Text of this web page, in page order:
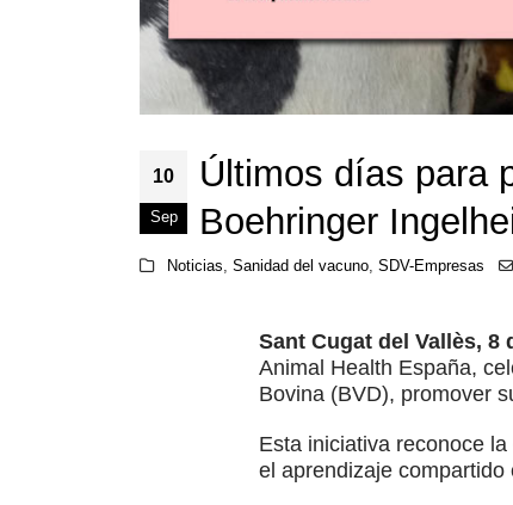
10
Sep
Últimos días para
Boehringer
Noticias, Sanidad del vacuno, SDV-Empresas
Sant Cugat del Vallès, 8
Animal Health España,
Bovina (BVD), promover
Esta iniciativa reconoce
el aprendizaje compartido